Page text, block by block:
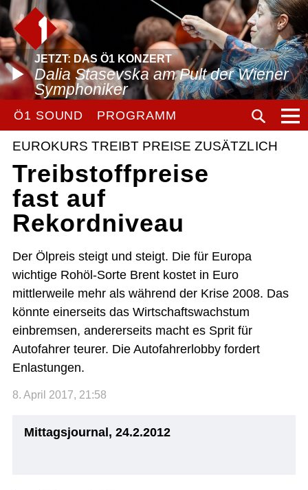
JETZT: DAS Ö1 KONZERT
Dalia Stasevska am Pult der Wiener
Symphoniker
Ö1 SOUND PROGRAMM
EUROKURS TREIBT PREISE ZUSÄTZLICH
Treibstoffpreise
fast auf
Rekordniveau
Der Ölpreis steigt und steigt. Die für Europa
wichtige Rohöl-Sorte Brent kostet in Euro
mittlerweile mehr als während der Krise 2008. Das
könnte einerseits das Wirtschaftswachstum
einbremsen, andererseits macht es Sprit für
Autofahrer teurer. Die Autofahrerlobby fordert
Enlastungen.
8. April 2017, 21:58
Mittagsjournal, 24.2.2012